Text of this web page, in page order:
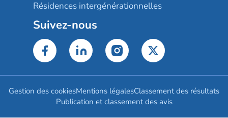
Résidences intergénérationnelles
Suivez-nous
Gestion des cookiesMentions légalesClassement des résultats
Publication et classement des avis